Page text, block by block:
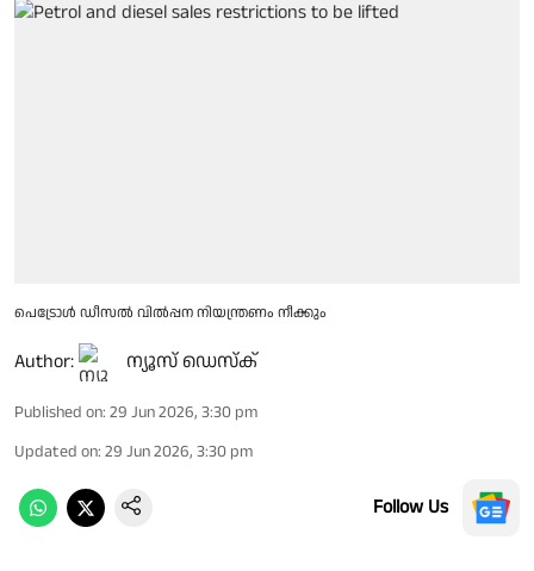
പെട്രോൾ ഡീസൽ വിൽപ്പന നിയന്ത്രണം നീക്കും
Author: ന്യൂസ് ഡെസ്ക്
Published on: 29 Jun 2026, 3:30 pm
Updated on: 29 Jun 2026, 3:30 pm
Follow Us